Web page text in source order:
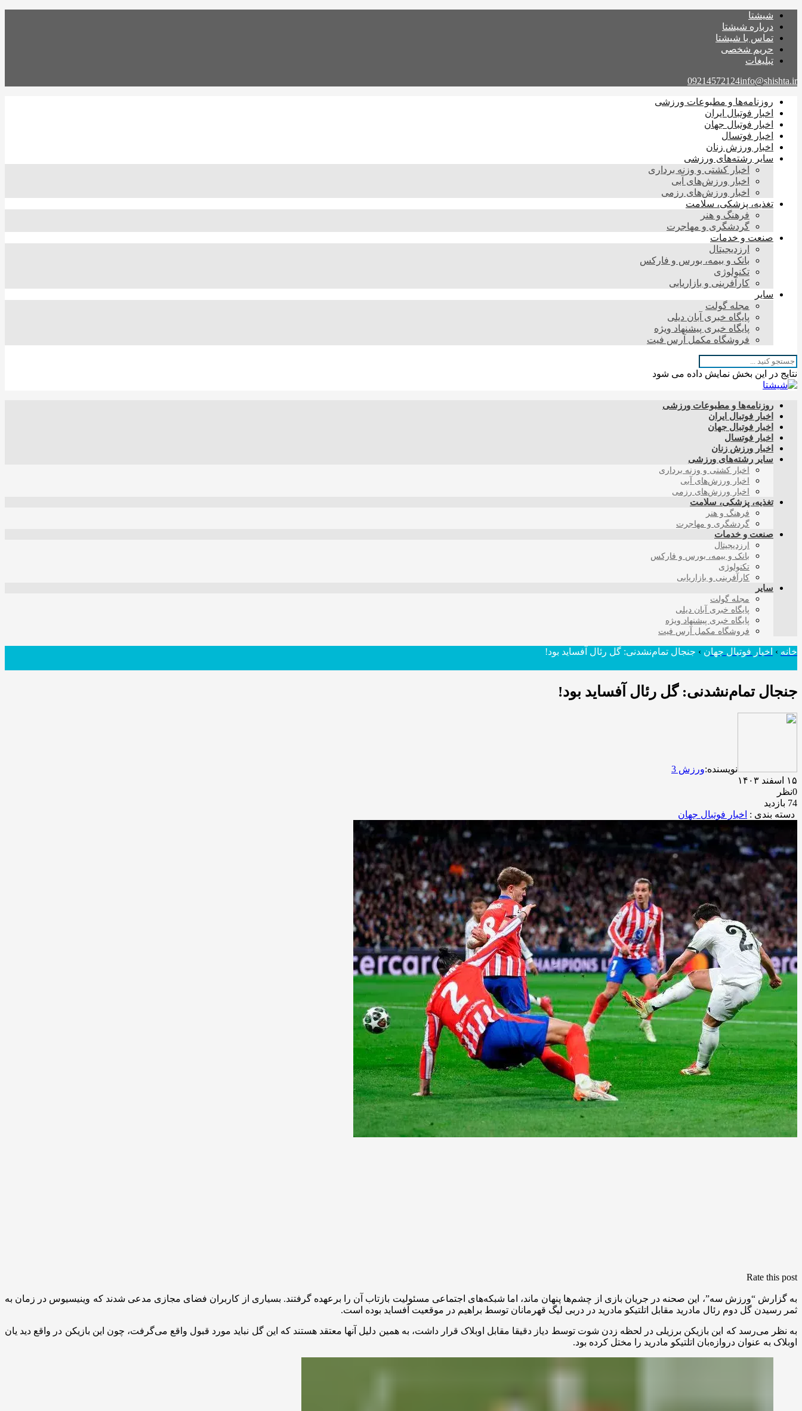
شیشتا
درباره شیشتا
تماس با شیشتا
حریم شخصی
تبلیغات
09214572124info@shishta.ir
روزنامه‌ها و مطبوعات ورزشی
اخبار فوتبال ایران
اخبار فوتبال جهان
اخبار فوتسال
اخبار ورزش زنان
سایر رشته‌های ورزشی
اخبار کشتی و وزنه برداری
اخبار ورزش‌های آبی
اخبار ورزش‌های رزمی
تغذیه، پزشکی، سلامت
فرهنگ و هنر
گردشگری و مهاجرت
صنعت و خدمات
ارزدیجیتال
بانک و بیمه، بورس و فارکس
تکنولوژی
کارآفرینی و بازاریابی
سایر
مجله گولت
پایگاه خبری آبان دیلی
پایگاه خبری پیشنهاد ویژه
فروشگاه مکمل آرس فیت
نتایج در این بخش نمایش داده می شود
روزنامه‌ها و مطبوعات ورزشی
اخبار فوتبال ایران
اخبار فوتبال جهان
اخبار فوتسال
اخبار ورزش زنان
سایر رشته‌های ورزشی
اخبار کشتی و وزنه برداری
اخبار ورزش‌های آبی
اخبار ورزش‌های رزمی
تغذیه، پزشکی، سلامت
فرهنگ و هنر
گردشگری و مهاجرت
صنعت و خدمات
ارزدیجیتال
بانک و بیمه، بورس و فارکس
تکنولوژی
کارآفرینی و بازاریابی
سایر
مجله گولت
پایگاه خبری آبان دیلی
پایگاه خبری پیشنهاد ویژه
فروشگاه مکمل آرس فیت
خانه › اخبار فوتبال جهان › جنجال تمام‌نشدنی: گل رئال آفساید بود!
جنجال تمام‌نشدنی: گل رئال آفساید بود!
نویسنده:ورزش 3
۱۵ اسفند ۱۴۰۳
0نظر
74 بازدید
دسته بندی : اخبار فوتبال جهان
Rate this post
به گزارش “ورزش سه”، این صحنه در جریان بازی از چشم‌ها پنهان ماند، اما شبکه‌های اجتماعی مسئولیت بازتاب آن را برعهده گرفتند. بسیاری از کاربران فضای مجازی مدعی شدند که وینیسیوس در زمان به
ثمر رسیدن گل دوم رئال مادرید مقابل اتلتیکو مادرید در دربی لیگ قهرمانان توسط براهیم در موقعیت آفساید بوده است.
به نظر می‌رسد که این بازیکن برزیلی در لحظه زدن شوت توسط دیاز دقیقا مقابل اوبلاک قرار داشت، به همین دلیل آنها معتقد هستند که این گل نباید مورد قبول واقع می‌گرفت، چون این بازیکن در واقع دید یان
اوبلاک به عنوان دروازه‌بان اتلتیکو مادرید را مختل کرده بود.